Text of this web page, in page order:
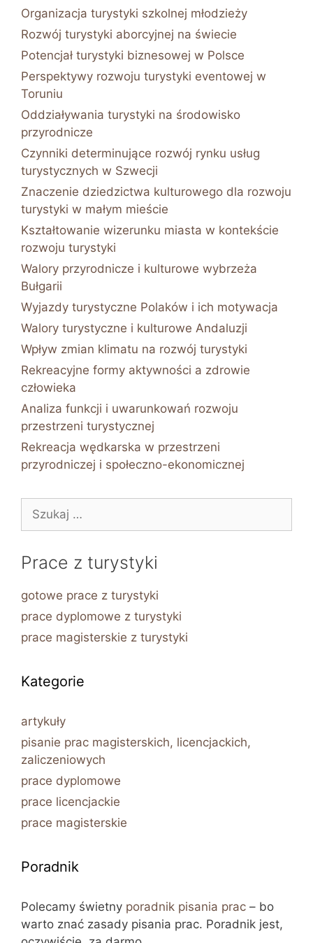
Organizacja turystyki szkolnej młodzieży
Rozwój turystyki aborcyjnej na świecie
Potencjał turystyki biznesowej w Polsce
Perspektywy rozwoju turystyki eventowej w
Toruniu
Oddziaływania turystyki na środowisko
przyrodnicze
Czynniki determinujące rozwój rynku usług
turystycznych w Szwecji
Znaczenie dziedzictwa kulturowego dla rozwoju
turystyki w małym mieście
Kształtowanie wizerunku miasta w kontekście
rozwoju turystyki
Walory przyrodnicze i kulturowe wybrzeża
Bułgarii
Wyjazdy turystyczne Polaków i ich motywacja
Walory turystyczne i kulturowe Andaluzji
Wpływ zmian klimatu na rozwój turystyki
Rekreacyjne formy aktywności a zdrowie
człowieka
Analiza funkcji i uwarunkowań rozwoju
przestrzeni turystycznej
Rekreacja wędkarska w przestrzeni
przyrodniczej i społeczno-ekonomicznej
Szukaj:
Prace z turystyki
gotowe prace z turystyki
prace dyplomowe z turystyki
prace magisterskie z turystyki
Kategorie
artykuły
pisanie prac magisterskich, licencjackich,
zaliczeniowych
prace dyplomowe
prace licencjackie
prace magisterskie
Poradnik
Polecamy świetny poradnik pisania prac – bo
warto znać zasady pisania prac. Poradnik jest,